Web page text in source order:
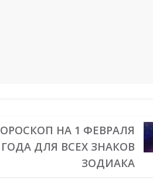
НА 1 ФЕВРАЛЯ
ГОДА ДЛЯ ВСЕХ ЗНАКОВ
ЗОДИАКА